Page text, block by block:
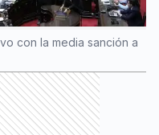
con la media sanción a